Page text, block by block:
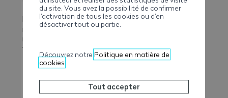
facteurs humains qui interviennent dans le processus.
Nous ne sommes pas à la bourse, en train de
manipuler des chiffres uniquement, mais dans le
vision du monde à prendre en compte. »
EN SAVOIR PLUS
du site. Vous avez la possibilité de confirmer
l’activation de tous les cookies ou d’en
désactiver tout ou partie.
Découvrez notre Politique en matière de
cookies
Tout accepter